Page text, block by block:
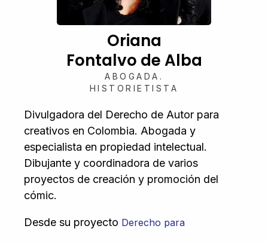
Oriana
Fontalvo de Alba
ABOGADA.
HISTORIETISTA
Divulgadora del Derecho de Autor para
creativos en Colombia. Abogada y
especialista en propiedad intelectual.
Dibujante y coordinadora de varios
proyectos de creación y promoción del
cómic.
Desde su proyecto Derecho para